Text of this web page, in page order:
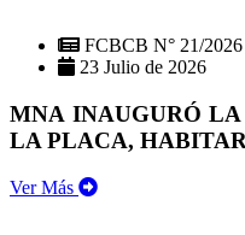
FCBCB N° 21/2026
23 Julio de 2026
MNA INAUGURÓ
LA PLACA,
Ver Más